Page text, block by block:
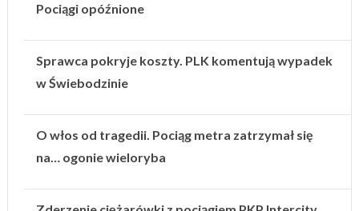
Pociągi opóźnione
Sprawca pokryje koszty. PLK komentują wypadek
w Świebodzinie
O włos od tragedii. Pociąg metra zatrzymał się
na… ogonie wieloryba